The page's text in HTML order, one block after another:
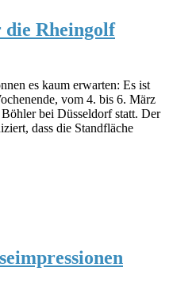
die Rheingolf
es kaum erwarten: Es ist
vom 4. bis 6. März
bei Düsseldorf statt. Der
dass die Standfläche